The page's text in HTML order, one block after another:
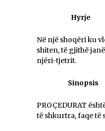
Hyrje
Në një shoqëri ku
shiten, të gjithë
njëri-tjetrit.
Sinopsis
PROÇEDURAT
të shkurtra, faqe të